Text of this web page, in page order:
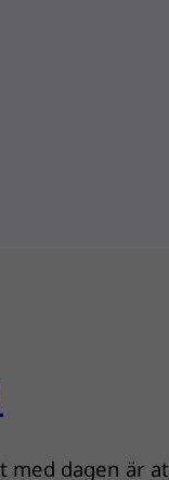
dagen är